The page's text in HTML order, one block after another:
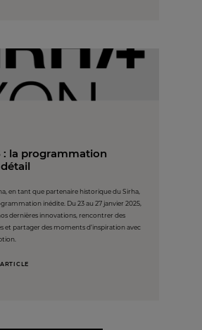
: la programmation
en tant que partenaire historique du Sirha,
inédite. Du 23 au 27 janvier 2025,
dernières innovations, rencontrer des
et partager des moments d’inspiration avec